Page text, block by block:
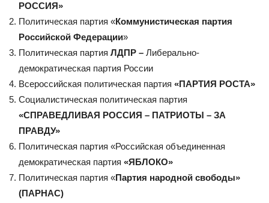
РОССИЯ»
Политическая партия «Коммунистическая партия
Российской Федерации»
Политическая партия ЛДПР – Либерально-
демократическая партия России
Всероссийская политическая партия «ПАРТИЯ РОСТА»
Социалистическая политическая партия
«СПРАВЕДЛИВАЯ РОССИЯ – ПАТРИОТЫ – ЗА
ПРАВДУ»
Политическая партия «Российская объединенная
демократическая партия «ЯБЛОКО»
Политическая партия «Партия народной свободы»
(ПАРНАС)